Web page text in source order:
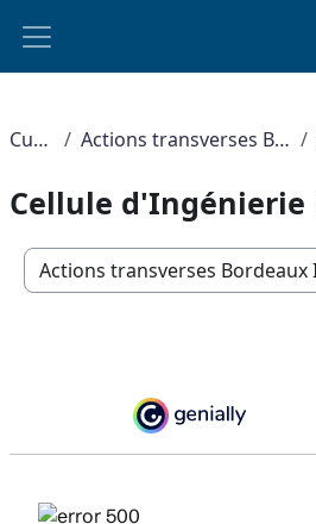
Panel lateral
Cursos Actions transverses Bordeaux INP
Cellule d'Ingénierie
Categorías